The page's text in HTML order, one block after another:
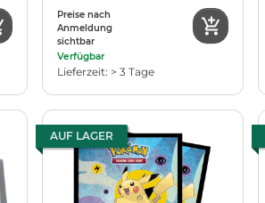
Preise nach
Anmeldung
sichtbar
Verfügbar
Lieferzeit: > 3 Tage
AUF LAGER